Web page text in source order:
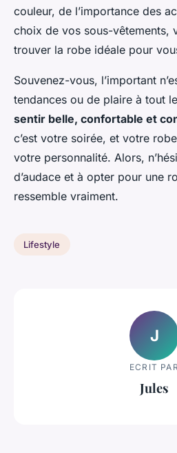
couleur, de l’importance des
choix de vos sous-vêtements,
trouver la robe idéale pour
Souvenez-vous, l’important
tendances ou de plaire à tout
sentir belle, confortable et
c’est votre soirée, et votre
votre personnalité. Alors,
d’audace et à opter pour une
ressemble vraiment.
Lifestyle
J
ECRIT PAR
Jules